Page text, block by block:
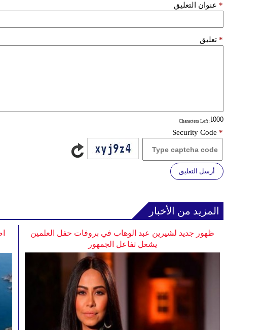
عنوان التعليق *
تعليق *
: Characters Left
Security Code *
أرسل التعليق
المزيد من الأخبار
ظهور جديد لشيرين عبد الوهاب في بروفات حفل العلمين
يشعل تفاعل الجمهور